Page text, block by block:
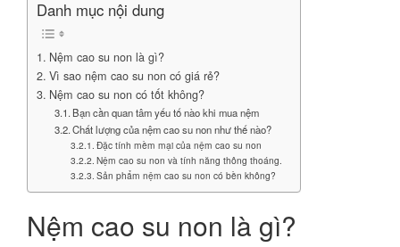
Danh mục nội dung
Nệm cao su non là gì?
Vì sao nệm cao su non có giá rẻ?
Nệm cao su non có tốt không?
Bạn cần quan tâm yếu tố nào khi mua nệm
Chất lượng của nệm cao su non như thế nào?
Đặc tính mềm mại của nệm cao su non
Nệm cao su non và tính năng thông thoáng.
Sản phẩm nệm cao su non có bền không?
Nệm cao su non là gì?